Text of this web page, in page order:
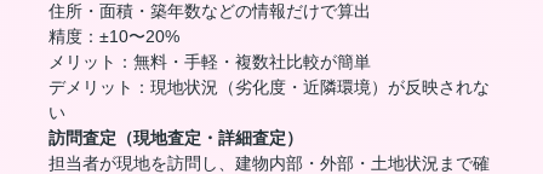
住所・面積・築年数などの情報だけで算出
精度：±10〜20%
メリット：無料・手軽・複数社比較が簡単
デメリット：現地状況（劣化度・近隣環境）が反映されな
い
訪問査定（現地査定・詳細査定）
担当者が現地を訪問し、建物内部・外部・土地状況まで確